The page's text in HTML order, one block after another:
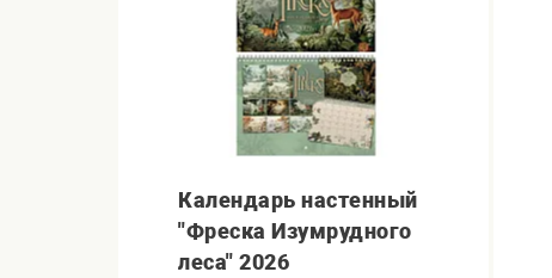
Календарь настенный
"Фреска Изумрудного
леса" 2026